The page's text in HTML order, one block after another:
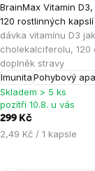
BrainMax Vitamin
120 rostlinných kapslí
dávka vitamínu D3
cholekalciferolu, 120
doplněk stravy
ImunitaPohybový
hodnocení
produktu
je
5,0
z
5
hvězdiček.
Skladem > 5 ks
pozítří 10.8. u vás
299 Kč
Měrná
2,49 Kč / 1 kapsle